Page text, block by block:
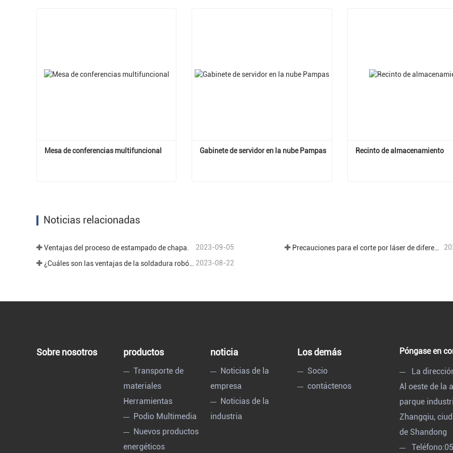
Mesa de conferencias multifuncional Gabinete de servidor en la nube Pampas Recinto de almacenamiento
Noticias relacionadas
Ventajas del proceso de estampado de chapa. 2023-09-05 Precauciones para el corte por láser de diferentes placas en el procesamiento de chapa.
¿Cuáles son las ventajas de la soldadura robótica en el campo del procesamiento de chapa? 2023-08-22
Sobre nosotros productos
Transporte de
materiales
Herramientas
Podio Multimedia
Nuevos productos
energéticos
noticia
Noticias de la
empresa
Noticias de la
industria
Los demás
Socio
contáctenos
Póngase en
La
Al oeste de la
parque
Zhangqiu,
de Shandong
Teléfono: